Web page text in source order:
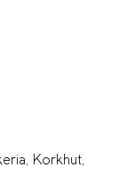
, Korkhut,